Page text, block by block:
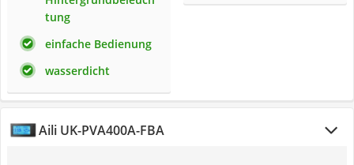
tung
einfache Bedienung
wasserdicht
Aili UK-PVA400A-FBA